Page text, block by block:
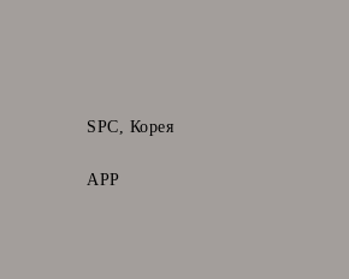
SPC, Корея
APP